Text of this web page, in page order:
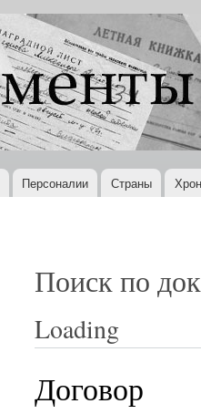
Персоналии Страны
Поиск по
Loading
Договор